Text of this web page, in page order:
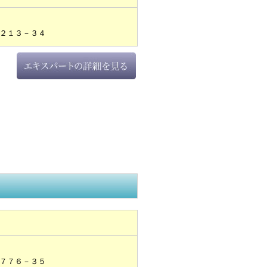
１３－３４
７６－３５